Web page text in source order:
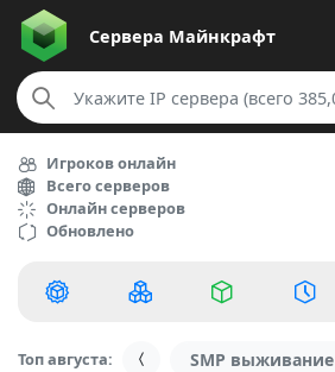
Сервера Майнкрафт
Игроков онлайн
Всего серверов
Онлайн серверов
Обновлено
Топ августа: SMP выживание